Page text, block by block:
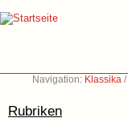
Navigation: Klassika /
Rubriken